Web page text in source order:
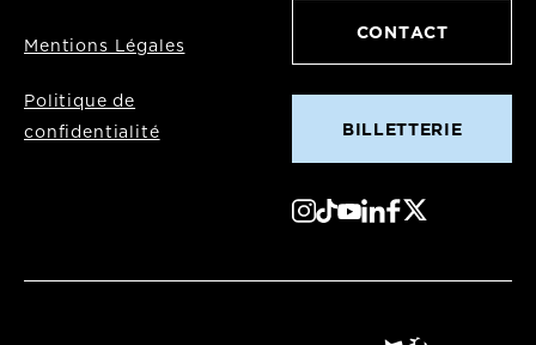
Mentions Légales
Politique de
confidentialité
CONTACT
BILLETTERIE